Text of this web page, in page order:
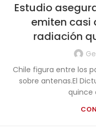
Estudio
emiten casi
radiación
Chile figura entre los
sobre antenas.El
quince